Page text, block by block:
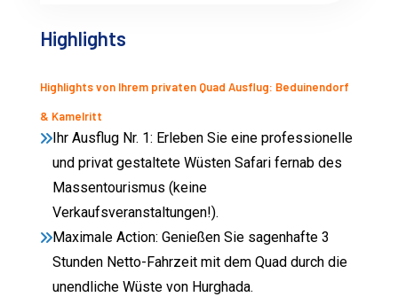
Highlights
Highlights von Ihrem privaten Quad Ausflug: Beduinendorf
& Kamelritt
Ihr Ausflug Nr. 1: Erleben Sie eine professionelle
und privat gestaltete Wüsten Safari fernab des
Massentourismus (keine
Verkaufsveranstaltungen!).
Maximale Action: Genießen Sie sagenhafte 3
Stunden Netto-Fahrzeit mit dem Quad durch die
unendliche Wüste von Hurghada.